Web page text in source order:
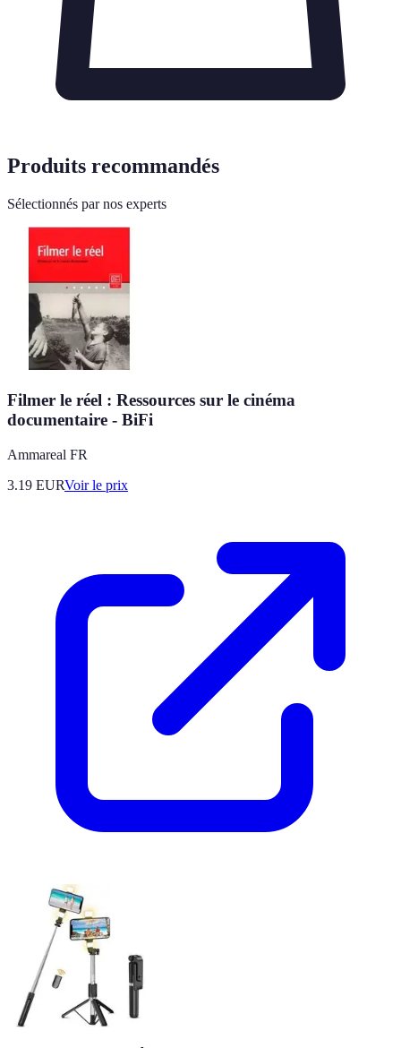
Produits recommandés
Sélectionnés par nos experts
Filmer le réel : Ressources sur le cinéma
documentaire - BiFi
Ammareal FR
3.19 EURVoir le prix